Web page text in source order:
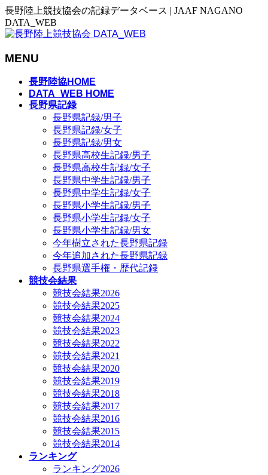
長野陸上競技協会の記録データベース | JAAF NAGANO
DATA_WEB
MENU
長野陸協HOME
DATA_WEB HOME
長野県記録
長野県記録/男子
長野県記録/女子
長野県記録/男女
長野県高校生記録/男子
長野県高校生記録/女子
長野県中学生記録/男子
長野県中学生記録/女子
長野県小学生記録/男子
長野県小学生記録/女子
長野県小学生記録/男女
今年樹立された長野県記録
今年追加された長野県記録
長野県選手権・歴代記録
競技会結果
競技会結果2026
競技会結果2025
競技会結果2024
競技会結果2023
競技会結果2022
競技会結果2021
競技会結果2020
競技会結果2019
競技会結果2018
競技会結果2017
競技会結果2016
競技会結果2015
競技会結果2014
ランキング
ランキング2026